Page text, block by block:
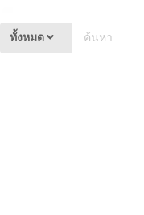
ทั้งหมด